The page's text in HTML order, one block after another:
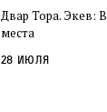
Двар Тора. Экев:
места
28 июля